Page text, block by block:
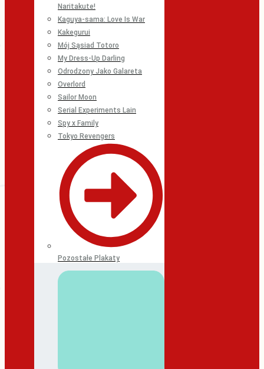
Naritakute!
Kaguya-sama: Love Is War
Kakegurui
Mój Sąsiad Totoro
My Dress-Up Darling
Odrodzony Jako Galareta
Overlord
Sailor Moon
Serial Experiments Lain
Spy x Family
Tokyo Revengers
Pozostałe Plakaty